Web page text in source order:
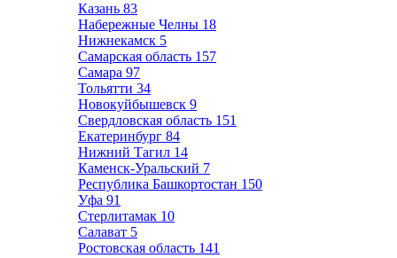
Казань 83
Набережные Челны 18
Нижнекамск 5
Самарская область 157
Самара 97
Тольятти 34
Новокуйбышевск 9
Свердловская область 151
Екатеринбург 84
Нижний Тагил 14
Каменск-Уральский 7
Республика Башкортостан 150
Уфа 91
Стерлитамак 10
Салават 5
Ростовская область 141